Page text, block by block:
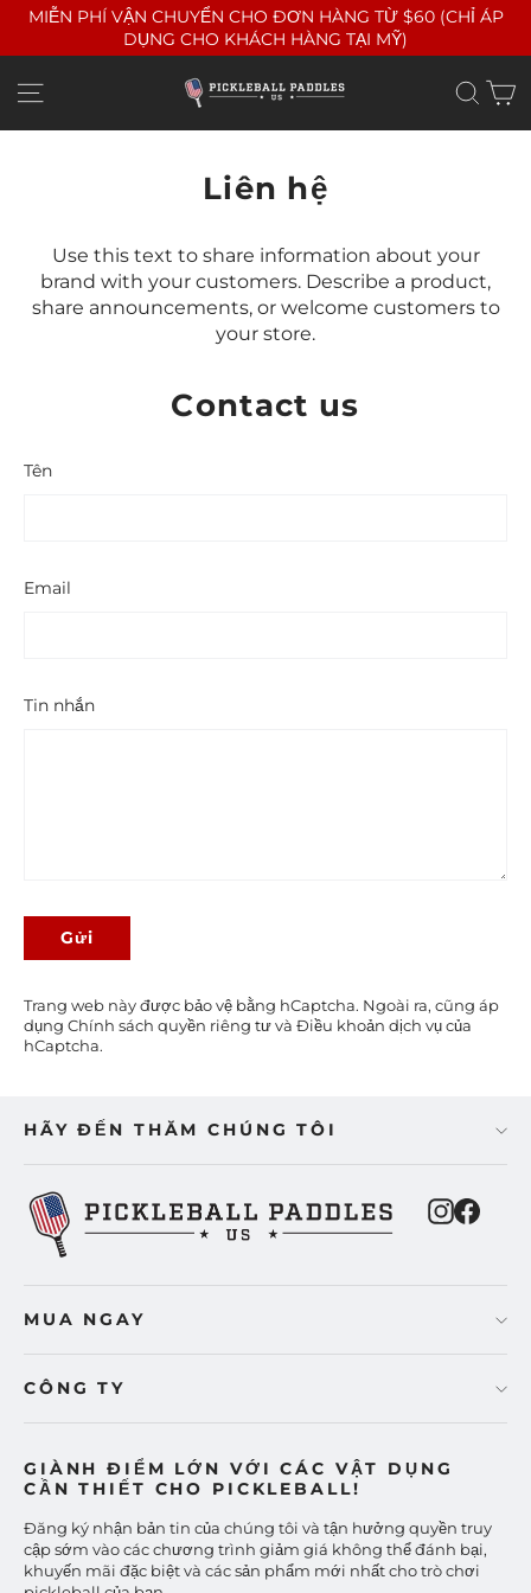
nội
MIỄN PHÍ VẬN CHUYỂN CHO ĐƠN HÀNG TỪ $60 (CHỈ ÁP
DỤNG CHO KHÁCH HÀNG TẠI MỸ)
Điều hướng trang web Tìm
Liên hệ
Use this text to share information about your
brand with your customers. Describe a product,
share announcements, or welcome customers to
your store.
Contact us
Tên
Email
Tin nhắn
Gửi
Trang web này được bảo vệ bằng hCaptcha. Ngoài ra, cũng áp
dụng Chính sách quyền riêng tư và Điều khoản dịch vụ của
hCaptcha.
HÃY ĐẾN THĂM CHÚNG TÔI
MUA NGAY
CÔNG TY
GIÀNH ĐIỂM LỚN VỚI CÁC VẬT DỤNG
CẦN THIẾT CHO PICKLEBALL!
Đăng ký nhận bản tin của chúng tôi và tận hưởng quyền truy
cập sớm vào các chương trình giảm giá không thể đánh bại,
khuyến mãi đặc biệt và các sản phẩm mới nhất cho trò chơi